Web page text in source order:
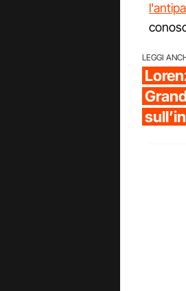
LEGGI